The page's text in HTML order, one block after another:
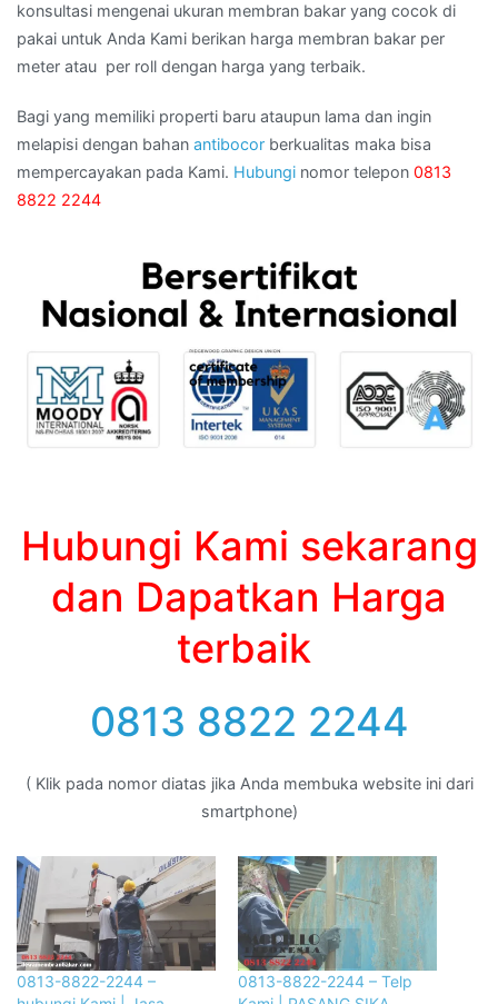
konsultasi mengenai ukuran membran bakar yang cocok di
pakai untuk Anda Kami berikan harga membran bakar per
meter atau per roll dengan harga yang terbaik.
Bagi yang memiliki properti baru ataupun lama dan ingin
melapisi dengan bahan antibocor berkualitas maka bisa
mempercayakan pada Kami. Hubungi nomor telepon 0813
8822 2244
Hubungi Kami sekarang
dan Dapatkan Harga
terbaik
0813 8822 2244
( Klik pada nomor diatas jika Anda membuka website ini dari
smartphone)
0813-8822-2244 –
0813-8822-2244 – Telp